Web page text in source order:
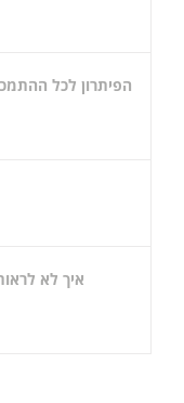
הפיתרון לכל
איך לא